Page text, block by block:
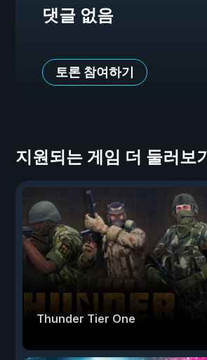
댓글 없음
토론 참여하기
지원되는 게임 더 둘러보기
Thunder Tier One